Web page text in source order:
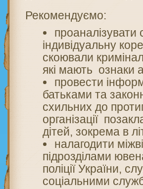
Рекомендуємо:
індивідуальну
скоювали
які мають ознаки
провести
батьками та
схильних до
організації
дітей, зокрема в
налагодити
підрозділами
поліції України,
соціальними